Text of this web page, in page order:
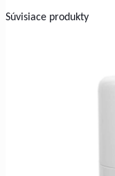
Súvisiace produkty